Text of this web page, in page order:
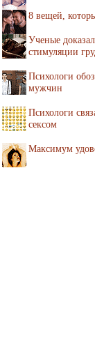
8 вещей,
Ученые
стимуляции
Психологи
мужчин
Психологи
сексом
Максимум